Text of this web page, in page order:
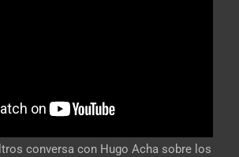
conversa con Hugo Acha sobre los